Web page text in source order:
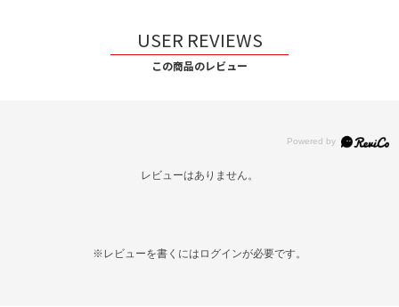
USER REVIEWS
この商品のレビュー
レビューはありません。
※レビューを書くには ログインが必要です。